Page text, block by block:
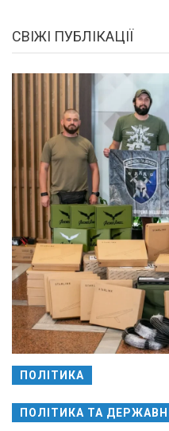
СВІЖІ ПУБЛІКАЦІЇ
ПОЛІТИКА
ПОЛІТИКА ТА